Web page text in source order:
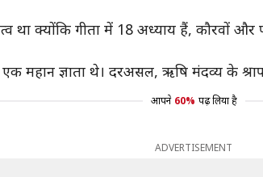
क्योंकि गीता में 18 अध्याय हैं, कौरवों और
एक महान ज्ञाता थे। दरअसल, ऋषि मंदव्य के
आपने 60% पढ़ लिया है
ADVERTISEMENT